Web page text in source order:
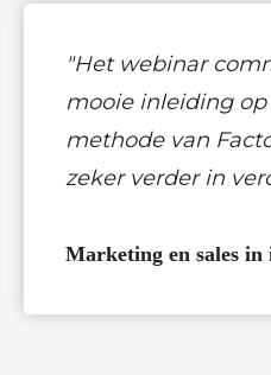
"Het webinar
mooie inleiding
methode van
zeker verder in
Marketing en sales